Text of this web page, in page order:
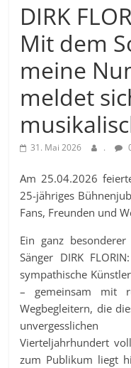
DIRK
Mit dem
meine
meldet
31. Mai 2026 .
Am 25.04.2026
25-jähriges
Fans, Freunden und
Ein ganz
Sänger DIRK
sympathische
– gemeinsam mit
Wegbegleitern, die
Vierteljahrhundert
zum Publikum liegt